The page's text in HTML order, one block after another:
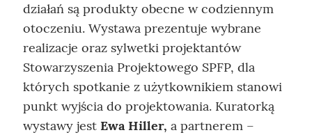
działań są produkty obecne w codziennym
otoczeniu. Wystawa prezentuje wybrane
realizacje oraz sylwetki projektantów
Stowarzyszenia Projektowego SPFP, dla
których spotkanie z użytkownikiem stanowi
punkt wyjścia do projektowania. Kuratorką
wystawy jest Ewa Hiller, a partnerem –